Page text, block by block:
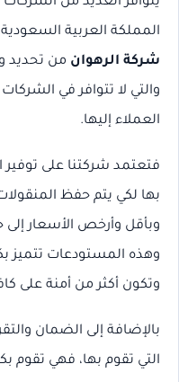
المملكة العربية
شركة الرهوان من تحديد
والتي لا تتوافر في
العملاء إليها.
فتعتمد شركتنا على
بها لكي يتم حفظ
وبأقل وأرخص الأسعار
وهذه المستودعات تتميز
وتكون أكثر من أمنة على
بالإضافة إلى الضمان
التي تقوم بها، فهي تقوم